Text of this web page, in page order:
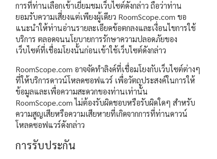
การที่ท่านเลือกเข้าเยี่ยมชมเว็บไซต์ดังกล่าว ถือว่าท่าน
ยอมรับความเสี่ยงแต่เพียงผู้เดียว RoomScope.com ขอ
แนะนำให้ท่านอ่านรายละเอียดข้อตกลงและเงื่อนไขการใช้
บริการ ตลอดจนนโยบายการรักษาความปลอดภัยของ
เว็บไซต์ที่เชื่อมโยงนั้นก่อนเข้าใช้เว็บไซต์ดังกล่าว
RoomScope.com อาจจัดทำลิงค์ที่เชื่อมโยงกับเว็บไซต์ต่างๆ
ที่ให้บริการดาวน์โหลดซอฟแวร์ เพื่อวัตถุประสงค์ในการให้
ข้อมูลและเพื่อความสะดวกของท่านเท่านั้น
RoomScope.com ไม่ต้องรับผิดชอบหรือรับผิดใดๆ สำหรับ
ความสูญเสียหรือความเสียหายที่เกิดจากการที่ท่านดาวน์
โหลดซอฟแวร์ดังกล่าว
การรับประกัน